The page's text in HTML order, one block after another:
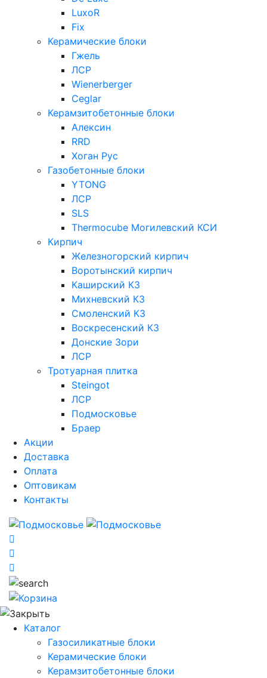
LuxoR
Fix
Керамические блоки
Гжель
ЛСР
Wienerberger
Ceglar
Керамзитобетонные блоки
Алексин
RRD
Хоган Рус
Газобетонные блоки
YTONG
ЛСР
SLS
Thermocube Могилевский КСИ
Кирпич
Железногорский кирпич
Воротынский кирпич
Каширский КЗ
Михневский КЗ
Смоленский КЗ
Воскресенский КЗ
Донские Зори
ЛСР
Тротуарная плитка
Steingot
ЛСР
Подмосковье
Браер
Акции
Доставка
Оплата
Оптовикам
Контакты
Каталог
Газосиликатные блоки
Керамические блоки
Керамзитобетонные блоки